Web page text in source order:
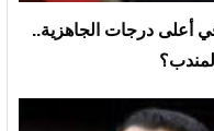
أعلى درجات الجاهزية..